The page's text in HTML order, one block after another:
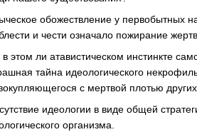
обожествление у первобытных
и чести означало пожирание
этом ли атавистическом инстинкте
тайна идеологического
с мертвой плотью
идеологии в виде общей
организма.